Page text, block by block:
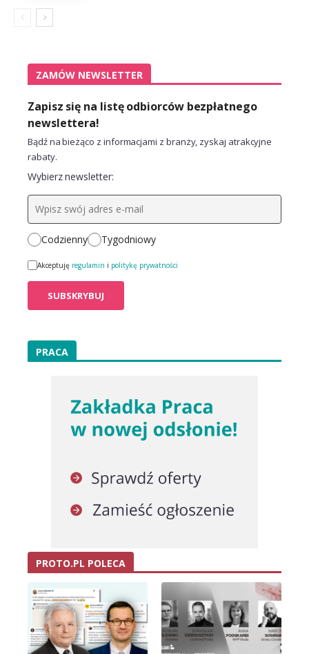
ZAMÓW NEWSLETTER
Zapisz się na listę odbiorców bezpłatnego
newslettera!
Bądź na bieżąco z informacjami z branży, zyskaj atrakcyjne
rabaty.
Wybierz newsletter:
Codzienny Tygodniowy
Akceptuję regulamin i politykę prywatności
PRACA
PROTO.PL POLECA